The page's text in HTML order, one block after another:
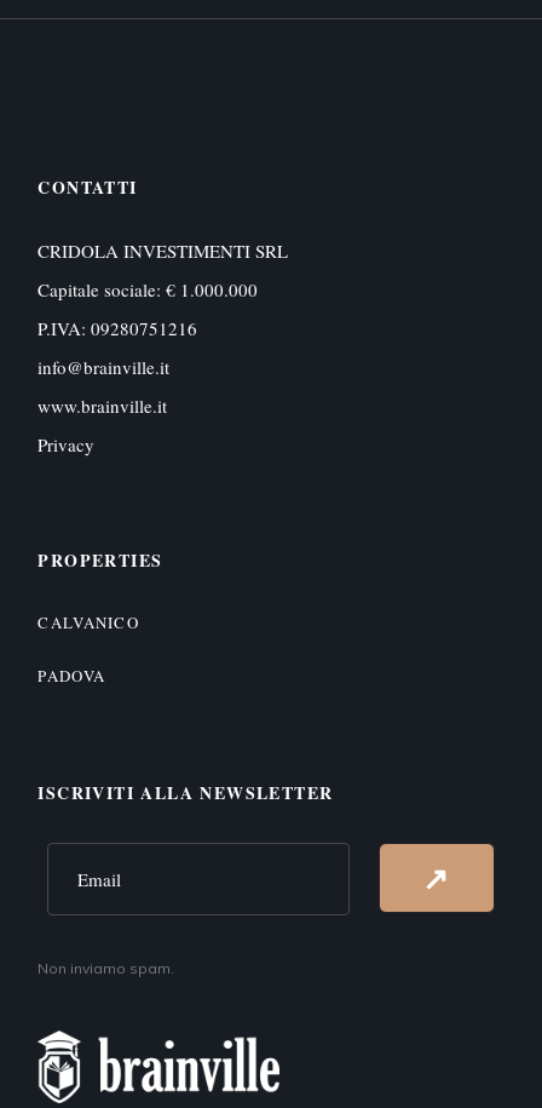
CONTATTI
CRIDOLA INVESTIMENTI SRL
Capitale sociale: € 1.000.000
P.IVA: 09280751216
info@brainville.it
www.brainville.it
Privacy
PROPERTIES
CALVANICO
PADOVA
ISCRIVITI ALLA NEWSLETTER
↗
Non inviamo spam.